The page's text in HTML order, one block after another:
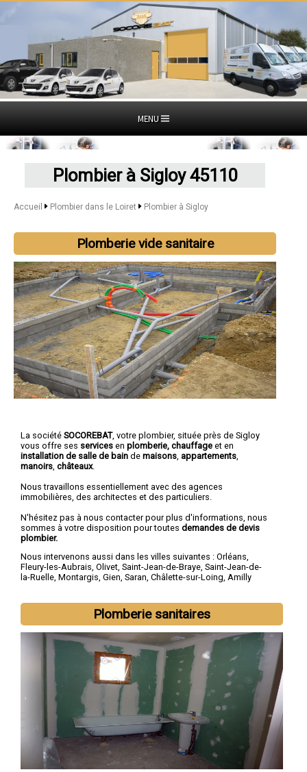
MENU
Plombier à Sigloy 45110
Accueil Plombier dans le Loiret Plombier à Sigloy
Plomberie vide sanitaire
La société SOCOREBAT, votre plombier, située près de Sigloy
vous offre ses services en plomberie, chauffage et en
installation de salle de bain de maisons appartements
manoirs châteaux.
Nous travaillons essentiellement avec des agences
immobilières, des architectes et des particuliers.
N'hésitez pas à nous contacter pour plus d'informations, nous
sommes à votre disposition pour toutes demandes de devis
plombier.
Nous intervenons aussi dans les villes suivantes : Orléans,
Fleury-les-Aubrais, Olivet, Saint-Jean-de-Braye, Saint-Jean-de-
la-Ruelle, Montargis, Gien, Saran, Châlette-sur-Loing, Amilly
Plomberie sanitaires